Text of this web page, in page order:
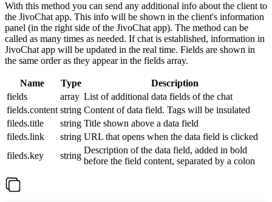
With this method you can send any additional info about the client to
the JivoChat app. This info will be shown in the client's information
panel (in the right side of the JivoChat app). The method can be
called as many times as needed. If chat is established, information in
JivoChat app will be updated in the real time. Fields are shown in
the same order as they appear in the fields array.
Name Type
Description
fields
array List of additional data fields of the chat
fields.content string Content of data field. Tags will be insulated
fileds.title
string Title shown above a data field
fileds.link
string URL that opens when the data field is clicked
fileds.key
string
Description of the data field, added in bold
before the field content, separated by a colon